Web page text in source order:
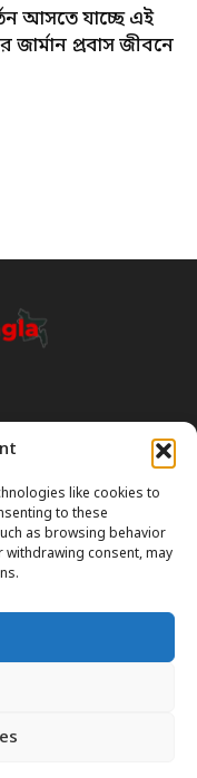
like cookies to
to these
as browsing behavior
consent, may
আসতে যাচ্ছে এই
প্রবাস জীবনে
with the
strive for accuracy, AI
information.
is intended solely
(Visas, Laws, Taxes)